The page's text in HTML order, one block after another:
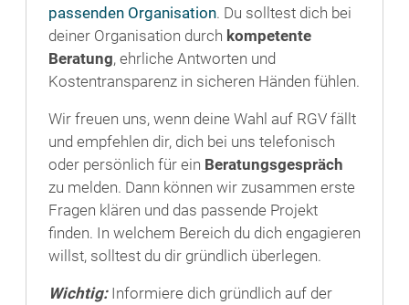
passenden Organisation. Du solltest dich bei
deiner Organisation durch kompetente
Beratung, ehrliche Antworten und
Kostentransparenz in sicheren Händen fühlen.
Wir freuen uns, wenn deine Wahl auf RGV fällt
und empfehlen dir, dich bei uns telefonisch
oder persönlich für ein Beratungsgespräch
zu melden. Dann können wir zusammen erste
Fragen klären und das passende Projekt
finden. In welchem Bereich du dich engagieren
willst, solltest du dir gründlich überlegen.
Wichtig: Informiere dich gründlich auf der